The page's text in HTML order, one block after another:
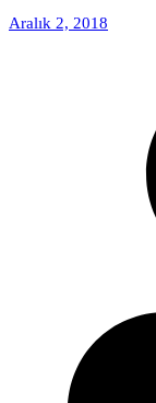
Aralık 2, 2018